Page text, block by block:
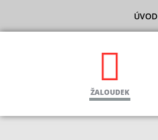
ÚVOD
ŽALOUDEK